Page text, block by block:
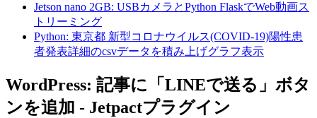
Jetson nano 2GB: USBカメラとPython FlaskでWeb動画ス
トリーミング
Python: 東京都 新型コロナウイルス(COVID-19)陽性患
者発表詳細のcsvデータを積み上げグラフ表示
WordPress: 記事に「LINEで送る」ボタ
ンを追加 - Jetpactプラグイン